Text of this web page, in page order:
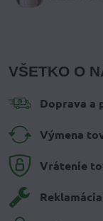
VŠETKO O
Doprava a
Výmena
Vrátenie